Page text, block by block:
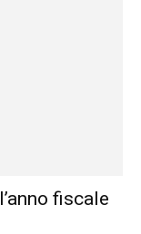
fiscale